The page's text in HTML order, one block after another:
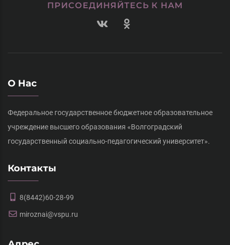
ПРИСОЕДИНЯЙТЕСЬ К НАМ
О Нас
Федеральное государственное бюджетное образовательное
учреждение высшего образования «Волгоградский
государственный социально-педагогический университет».
Контакты
8(8442)60-28-99
miroznai@vspu.ru